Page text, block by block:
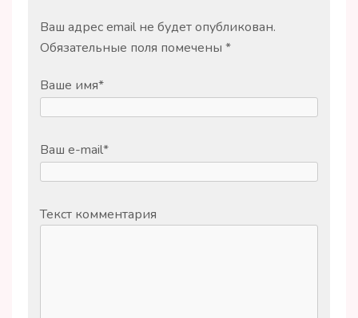
Ваш адрес email не будет опубликован.
Обязательные поля помечены *
Ваше имя*
Ваш e-mail*
Текст комментария